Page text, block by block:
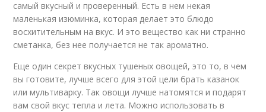
Помидор на зиму Патиссоны на зиму
самый вкусный и проверенный. Есть в нем некая
маленькая изюминка, которая делает это блюдо
восхитительным на вкус. И это вещество как ни странно
сметанка, без нее получается не так ароматно.
Еще один секрет вкусных тушеных овощей, это то, в чем
вы готовите, лучше всего для этой цели брать казанок
или мультиварку. Так овощи лучше натомятся и подарят
вам свой вкус тепла и лета. Можно использовать в